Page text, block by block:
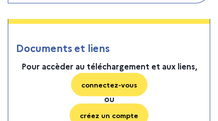
Documents et liens
Pour accèder au téléchargement et aux liens,
connectez-vous
ou
créez un compte